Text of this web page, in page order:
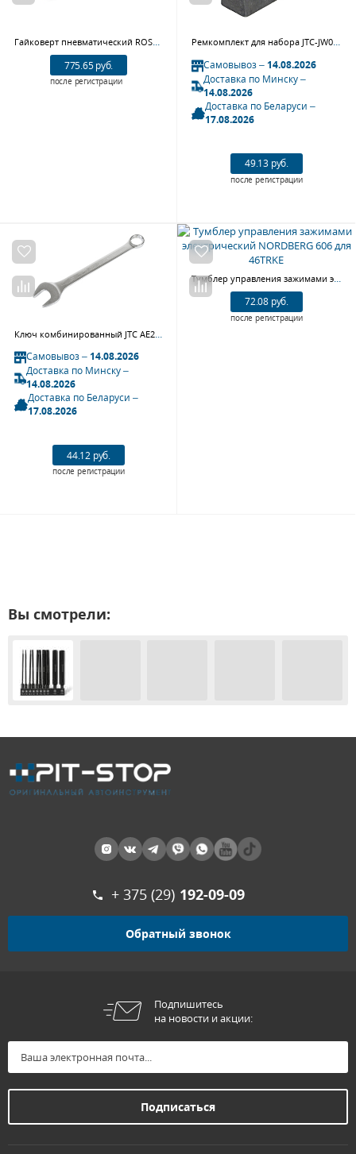
Гайковерт пневматический ROSSVIK RT-5875 (1", 3100 Нм, 16,5 кг)
775.65 руб.
после регистрации
Ремкомплект для набора JTC-JW0270 (2) лезвие для фрезы 6.4х14х4мм (30град.) JTC
Самовывоз –14.08.2026
Доставка по Минску –
14.08.2026
Доставка по Беларуси –
17.08.2026
49.13 руб.
после регистрации
Самовывоз –14.08.2026
Доставка по Минску –
14.08.2026
Доставка по Беларуси –
17.08.2026
44.12 руб.
после регистрации
72.08 руб.
после регистрации
Вы смотрели:
+ 375 (29) 192-09-09
Обратный звонок
Подпишитесь
на новости и акции: